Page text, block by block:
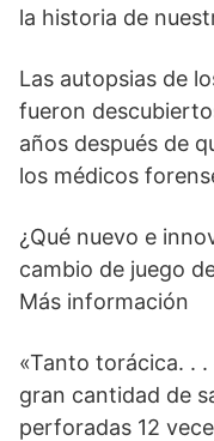
la historia de
Las autopsias de
fueron
años después de
los médicos
¿Qué nuevo e
cambio de juego
Más información
«Tanto torácica. .
gran cantidad de
perforadas 12